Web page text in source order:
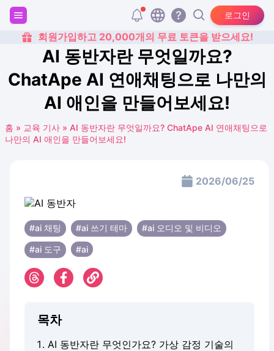
로그인
회원가입하고 20,000개의 무료 토큰을 받으세요!
AI 동반자란 무엇일까요?
ChatApe AI 연애채팅으로 나만의
AI 애인을 만들어보세요!
홈 » 교육 기사 » AI 동반자란 무엇일까요? ChatApe AI 연애채팅으로
나만의 AI 애인을 만들어보세요!
2026/06/25
#ai 채팅 #ai 쓰기 테마 #ai 오디오 및 비디오
#ai 도구 #ai
목차
AI 동반자란 무엇인가요? 가상 감정 기술의